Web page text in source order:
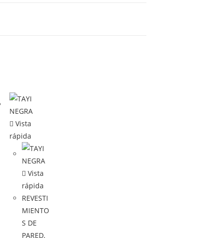
Vista
rápida
Vista
rápida
REVESTI
MIENTO
S DE
PARED,